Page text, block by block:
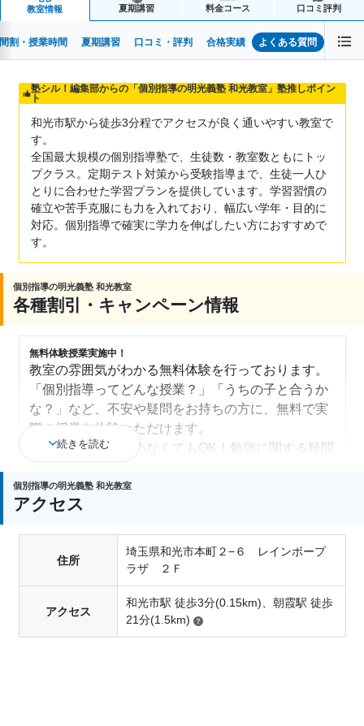
教室情報 夏期講習 料金コース 口コミ評判
割・授業時間 夏期講習 口コミ・評判 合格実績 よくある質問
塾シル！編集部からの「個別指導の明光義塾 和光教室」塾推しポイン
ト
和光市駅から徒歩3分程でアクセスが良く通いやすい教室で
す。
全国最大規模の個別指導塾で、生徒数・教室数ともにトッ
プクラス。定期テスト対策から受験指導まで、生徒一人ひ
とりに合わせた学習プランを提供しています。学習習慣の
確立や苦手克服にも力を入れており、幅広い学年・目的に
対応。個別指導で確実に学力を伸ばしたい方におすすめで
す。
個別指導の明光義塾 和光教室
各種割引・キャンペーン情報
無料体験授業実施中！
教室の雰囲気がわかる無料体験を行っております。
「個別指導ってどんな授業？」「うちの子と合うか
な？」など、不安や疑問をお持ちの方に、無料で実
際の授業を体験いただけます。
その場で入会を決めなくてもOK！勉強に関する疑問
続きを読む
個別指導の明光義塾 和光教室
アクセス
住所
埼玉県和光市本町２−６ レインボープ
ラザ ２Ｆ
アクセス
和光市駅 徒歩3分(0.15km)、朝霞駅 徒歩
21分(1.5km)